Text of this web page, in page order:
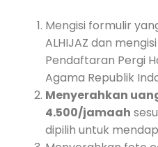
Mengisi formulir
ALHIJAZ dan
Pendaftaran Pergi
Agama Republik
Menyerahkan
4.500/jamaah
dipilih untuk